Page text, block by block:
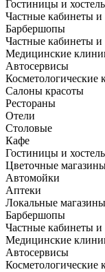
Гостиницы и
Частные кабинеты
Барбершопы
Частные кабинеты
Медицинские
Автосервисы
Косметологические
Салоны красоты
Рестораны
Отели
Столовые
Кафе
Гостиницы и
Цветочные
Автомойки
Аптеки
Локальные
Барбершопы
Частные кабинеты
Медицинские
Автосервисы
Косметологические